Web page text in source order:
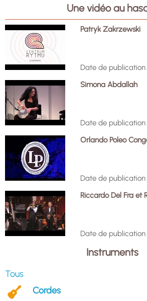
Instruments
Tous
Cordes
Une vidéo au
Patryk Zakrzewski
Date de publication
Simona Abdallah
Date de publication
Orlando Poleo
Date de publication
Riccardo Del Fra et
Date de publication